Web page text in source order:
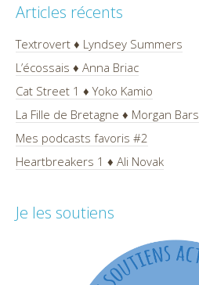
Articles récents
Textrovert ♦ Lyndsey Summers
L’écossais ♦ Anna Briac
Cat Street 1 ♦ Yoko Kamio
La Fille de Bretagne ♦ Morgan Bars
Mes podcasts favoris #2
Heartbreakers 1 ♦ Ali Novak
Je les soutiens